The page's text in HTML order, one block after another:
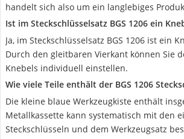
handelt sich also um ein langlebiges
Ist im Steckschlüsselsatz BGS 1206 ein
Ja, im Steckschlüsselsatz BGS 1206 ist ein
Durch den gleitbaren Vierkant können Sie
Knebels individuell einstellen.
Wie viele Teile enthält der BGS 1206
Die kleine blaue Werkzeugkiste enthält
Metallkassette kann systematisch mit den
Steckschlüsseln und dem Werkzeugsatz